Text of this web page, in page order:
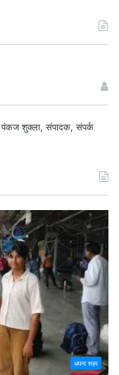
पंकज शुक्ला, संपादक, संपर्क
अपना शहर